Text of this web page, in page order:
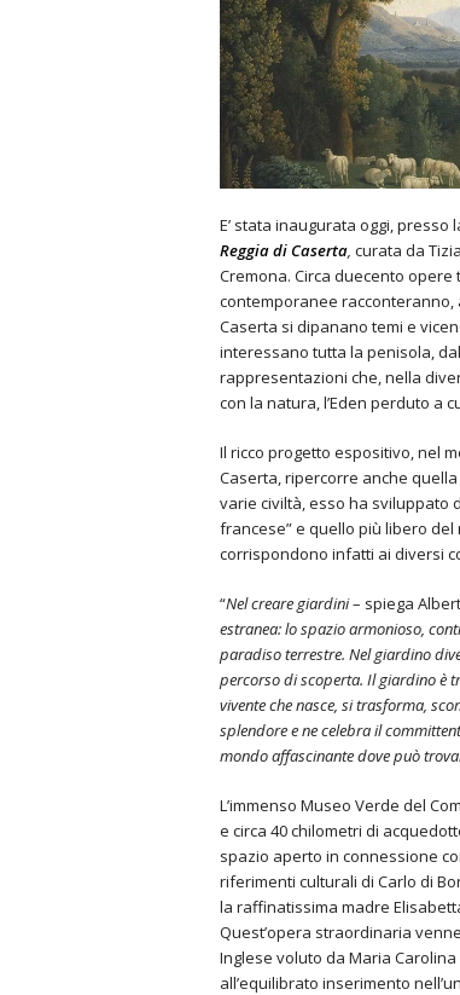
E’ stata inaugurata oggi, presso
Reggia diCaserta, curata da
Cremona. Circa duecento
contemporanee racconteranno,
Caserta si dipanano temi e
interessano tutta la penisola,
rappresentazioni che, nella
con la natura, l’Eden perduto a
Il ricco progetto espositivo, nel
Caserta, ripercorre anche quella
varie civiltà, esso ha sviluppato
francese” e quello più libero del
corrispondono infatti ai diversi
“Nel creare giardini– spiega
estranea: lo spazio armonioso,
paradiso terrestre. Nel giardino
percorso di scoperta. Il giardino è
vivente che nasce, si trasforma,
splendore e ne celebra il
mondo affascinante dove può
L’immenso Museo Verde del
e circa 40 chilometri di
spazio aperto in connessione
riferimenti culturali di Carlo di
la raffinatissima madre
Quest’opera straordinaria
Inglese voluto da Maria
all’equilibrato inserimento